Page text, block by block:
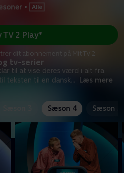
•
tv-serier
til at vise deres værd i alt fra
teksten til en dansk... Læs mere
TV 2 Play*
dit abonnement på Mit TV 2.
Sæson 4 Sæson 5